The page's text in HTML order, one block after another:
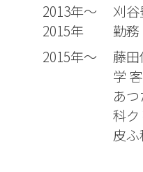
2013年～
2015年
刈
勤務
2015年～
藤
学
あ
科
皮